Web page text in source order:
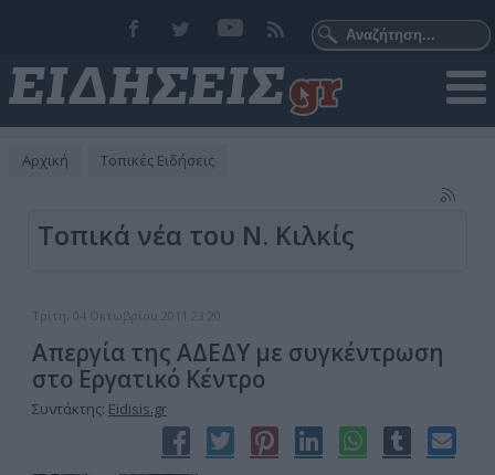
Αρχική Τοπικές Ειδήσεις
Τοπικά νέα του Ν. Κιλκίς
Τρίτη, 04 Οκτωβρίου 2011 23:20
Απεργία της ΑΔΕΔΥ με συγκέντρωση
στο Εργατικό Κέντρο
Συντάκτης: Eidisis.gr